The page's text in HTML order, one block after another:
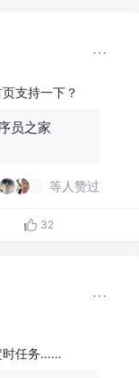
支持一下？
员之家
等人赞过
32
时任务……